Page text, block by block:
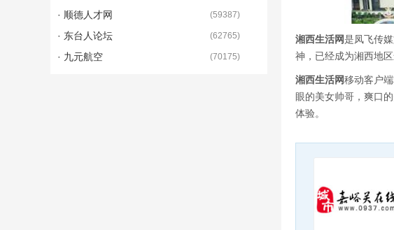
湘西生活网是凤飞传
神，已经成为湘西地
湘西生活网移动客户端
眼的美女帅哥，爽口
体验。
· 顺德人才网 (59387)
· 东台人论坛 (62765)
· 九元航空 (70175)